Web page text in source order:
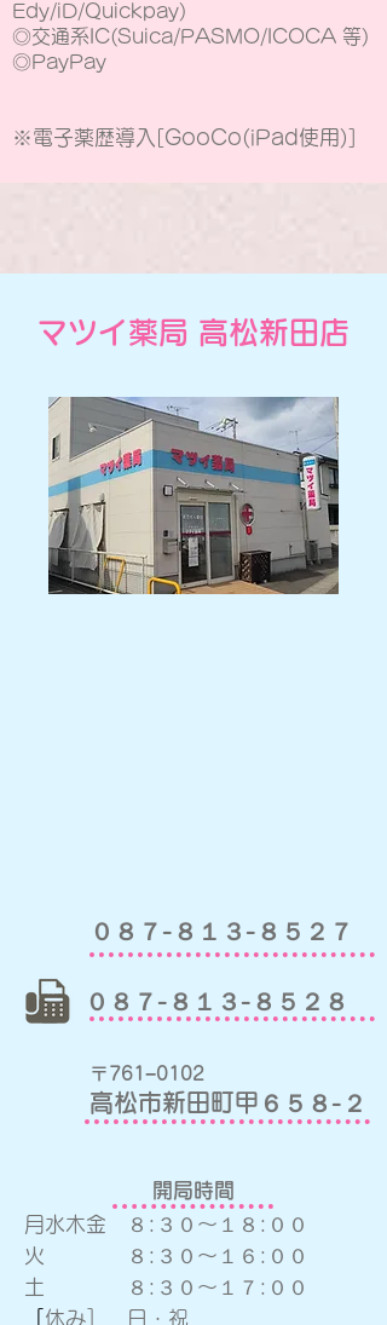
Edy/iD/Quickpay)
​◎交通系IC(Suica/PASMO/ICOCA 等)
​◎PayPay
※電子薬歴導入[GooCo(iPad使用)]
マツイ薬局 高松新田店
０８７-８１３-８５２７
０８７-８１３-８５２８
〒761−0102
高松市新田町甲６５８-２
開局時間
月水木金 ８:３０〜１８:００
火 ８:３０〜１６:００
土 ８:３０〜１７:００
［休み］ 日・祝